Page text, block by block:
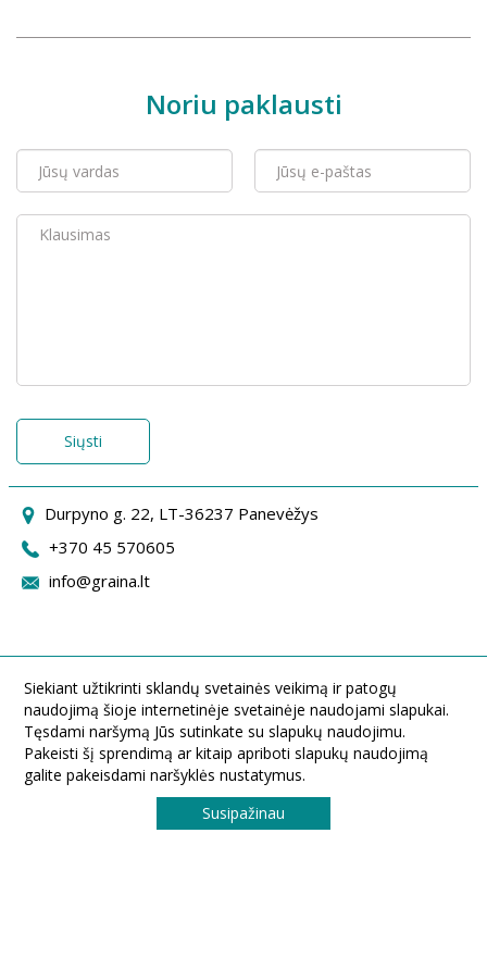
Noriu paklausti
Siųsti
Durpyno g. 22, LT-36237 Panevėžys
+370 45 570605
info@graina.lt
Siekiant užtikrinti sklandų svetainės veikimą ir patogų
naudojimą šioje internetinėje svetainėje naudojami slapukai.
Tęsdami naršymą Jūs sutinkate su slapukų naudojimu.
Pakeisti šį sprendimą ar kitaip apriboti slapukų naudojimą
galite pakeisdami naršyklės nustatymus.
Susipažinau